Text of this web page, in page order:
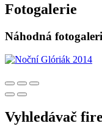
Fotogalerie
Náhodná
Vyhledávač